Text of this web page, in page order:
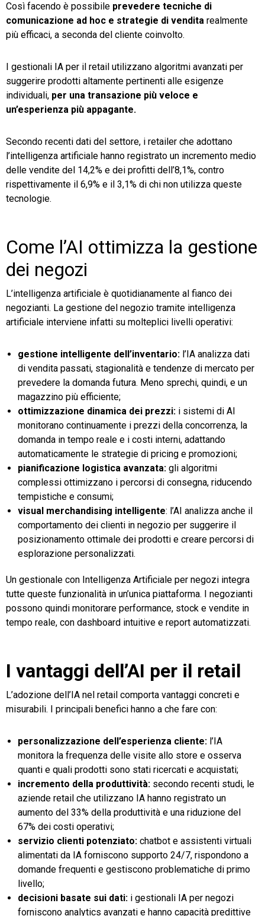
Così facendo è possibile prevedere tecniche di
comunicazione ad hoc e strategie di vendita realmente
più efficaci, a seconda del cliente coinvolto.
I gestionali IA per il retail utilizzano algoritmi avanzati per
suggerire prodotti altamente pertinenti alle esigenze
individuali, per una transazione più veloce e
un’esperienza più appagante.
Secondo recenti dati del settore, i retailer che adottano
l’intelligenza artificiale hanno registrato un incremento medio
delle vendite del 14,2% e dei profitti dell’8,1%, contro
rispettivamente il 6,9% e il 3,1% di chi non utilizza queste
tecnologie.
Come l’AI ottimizza la gestione
dei negozi
L’intelligenza artificiale è quotidianamente al fianco dei
negozianti. La gestione del negozio tramite intelligenza
artificiale interviene infatti su molteplici livelli operativi:
gestione intelligente dell’inventario: l’IA analizza dati
di vendita passati, stagionalità e tendenze di mercato per
prevedere la domanda futura. Meno sprechi, quindi, e un
magazzino più efficiente;
ottimizzazione dinamica dei prezzi: i sistemi di AI
monitorano continuamente i prezzi della concorrenza, la
domanda in tempo reale e i costi interni, adattando
automaticamente le strategie di pricing e promozioni;
pianificazione logistica avanzata: gli algoritmi
complessi ottimizzano i percorsi di consegna, riducendo
tempistiche e consumi;
visual merchandising intelligente: l’AI analizza anche il
comportamento dei clienti in negozio per suggerire il
posizionamento ottimale dei prodotti e creare percorsi di
esplorazione personalizzati.
Un gestionale con Intelligenza Artificiale per negozi integra
tutte queste funzionalità in un’unica piattaforma. I negozianti
possono quindi monitorare performance, stock e vendite in
tempo reale, con dashboard intuitive e report automatizzati.
I vantaggi dell’AI per il retail
L’adozione dell’IA nel retail comporta vantaggi concreti e
misurabili. I principali benefici hanno a che fare con:
personalizzazione dell’esperienza cliente: l’IA
monitora la frequenza delle visite allo store e osserva
quanti e quali prodotti sono stati ricercati e acquistati;
incremento della produttività: secondo recenti studi, le
aziende retail che utilizzano IA hanno registrato un
aumento del 33% della produttività e una riduzione del
67% dei costi operativi;
servizio clienti potenziato: chatbot e assistenti virtuali
alimentati da IA forniscono supporto 24/7, rispondono a
domande frequenti e gestiscono problematiche di primo
livello;
decisioni basate sui dati: i gestionali IA per negozi
forniscono analytics avanzati e hanno capacità predittive